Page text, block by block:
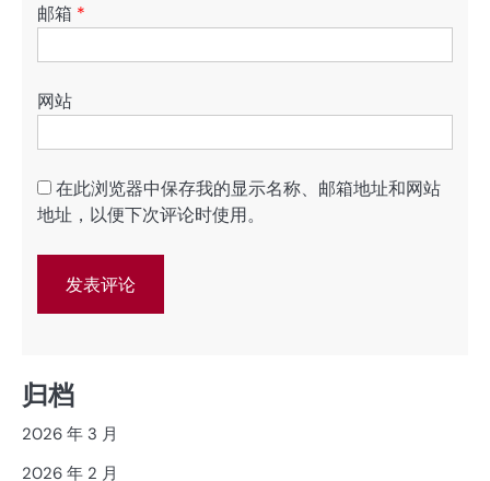
邮箱 *
网站
在此浏览器中保存我的显示名称、邮箱地址和网站
地址，以便下次评论时使用。
归档
2026 年 3 月
2026 年 2 月